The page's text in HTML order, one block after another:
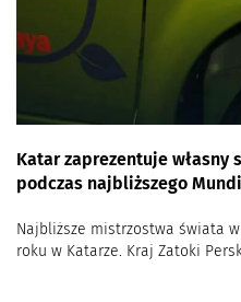
Katar zaprezentuje własny
podczas najbliższego
Najbliższe mistrzostwa świata
roku w Katarze. Kraj Zatoki